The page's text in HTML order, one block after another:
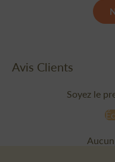
Avis Clients
Soyez le